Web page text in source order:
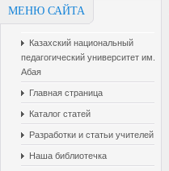
МЕНЮ САЙТА
Казахский национальный
педагогический университет им.
Абая
Главная страница
Каталог статей
Разработки и статьи учителей
Наша библиотечка